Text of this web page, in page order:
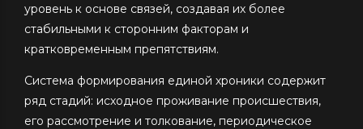
уровень к основе связей, создавая их более
стабильными к сторонним факторам и
кратковременным препятствиям.
Система формирования единой хроники содержит
ряд стадий: исходное проживание происшествия,
его рассмотрение и толкование, периодическое